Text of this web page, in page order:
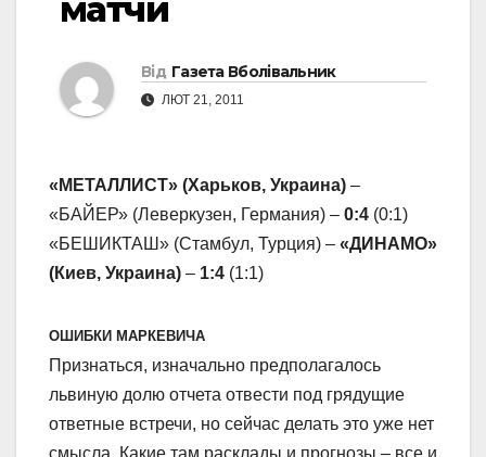
матчи
Від Газета Вболівальник
ЛЮТ 21, 2011
«МЕТАЛЛИСТ» (Харьков, Украина) –
«БАЙЕР» (Леверкузен, Германия) – 0:4 (0:1)
«БЕШИКТАШ» (Стамбул, Турция) – «ДИНАМО»
(Киев, Украина) – 1:4 (1:1)
ОШИБКИ МАРКЕВИЧА
Признаться, изначально предполагалось
львиную долю отчета отвести под грядущие
ответные встречи, но сейчас делать это уже нет